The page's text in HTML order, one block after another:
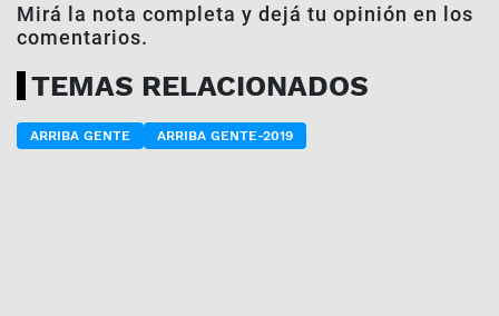
Mirá la nota completa y dejá tu opinión en los
comentarios.
TEMAS RELACIONADOS
ARRIBA GENTE ARRIBA GENTE-2019